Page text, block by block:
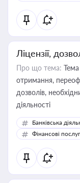
Ліцензії,
Про що тема:
отримання,
дозволів,
діяльності
Банківська
Фінансові